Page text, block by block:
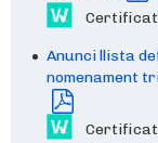
Anunci llista
nomenament